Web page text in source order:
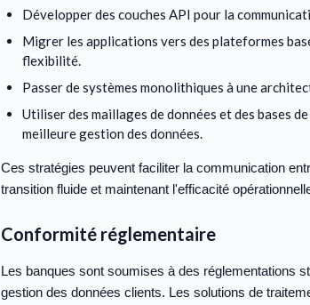
Développer des couches API pour la
Migrer les applications vers des plateformes
flexibilité.
Passer de systèmes monolithiques à une
Utiliser des maillages de données et des bases
meilleure gestion des données.
Ces stratégies peuvent faciliter la communication
transition fluide et maintenant l'efficacité
Conformité réglementaire
Les banques sont soumises à des réglementations
gestion des données clients. Les solutions de